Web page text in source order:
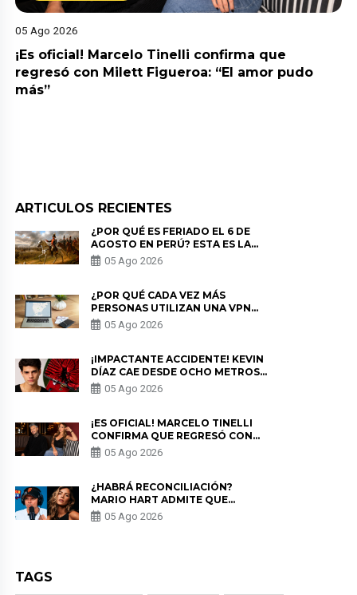
05 Ago 2026
¡Es oficial! Marcelo Tinelli confirma que
regresó con Milett Figueroa: “El amor pudo
más”
ARTICULOS RECIENTES
¿POR QUÉ ES FERIADO EL 6 DE
AGOSTO EN PERÚ? ESTA ES LA
HISTORIA
05 Ago 2026
¿POR QUÉ CADA VEZ MÁS
PERSONAS UTILIZAN UNA VPN
PARA PROTEGER SU
PRIVACIDAD?
05 Ago 2026
¡IMPACTANTE ACCIDENTE! KEVIN
DÍAZ CAE DESDE OCHO METROS
EN “ESTO ES GUERRA” Y GENERA
PREOCUPACIÓN
05 Ago 2026
¡ES OFICIAL! MARCELO TINELLI
CONFIRMA QUE REGRESÓ CON
MILETT FIGUEROA: “EL AMOR
PUDO MÁS”
05 Ago 2026
¿HABRÁ RECONCILIACIÓN?
MARIO HART ADMITE QUE
PODRÍA VOLVER CON KORINA
RIVADENEIRA: “NO LE CERRARÍA
05 Ago 2026
TAGS